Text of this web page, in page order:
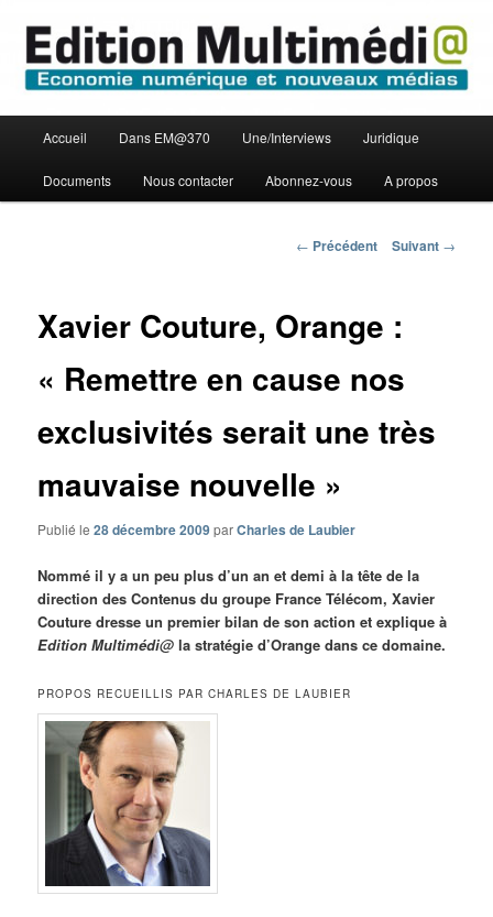
contenu
principalEdition Multimédi@
principal
Accueil Dans EM@370 Une/Interviews Juridique
Documents Nous contacter Abonnez-vous A propos
Navigation
← Précédent Suivant →
Xavier Couture, Orange :
« Remettre en cause nos
exclusivités serait une très
mauvaise nouvelle »
Publié le28 décembre 2009parCharles de Laubier
Nommé il y a un peu plus d’un an et demi à la tête de la
direction des Contenus du groupe France Télécom, Xavier
Couture dresse un premier bilan de son action et explique à
Edition Multimédi@ la stratégie d’Orange dans ce domaine.
PROPOS RECUEILLIS PAR CHARLES DE LAUBIER